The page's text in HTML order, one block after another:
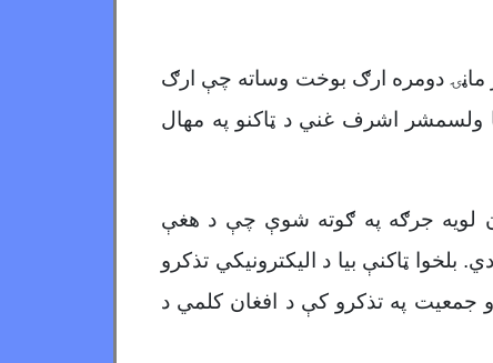
ماڼۍ دومره ارګ بوخت وساته چې ارګ
یا ولسمشر اشرف غني د ټاکنو په مهال
لويه جرګه په ګوته شوې چې د هغې
بلخوا ټاکنې بیا د الیکترونیکي تذکرو
په تذکرو کې د افغان کلمي د